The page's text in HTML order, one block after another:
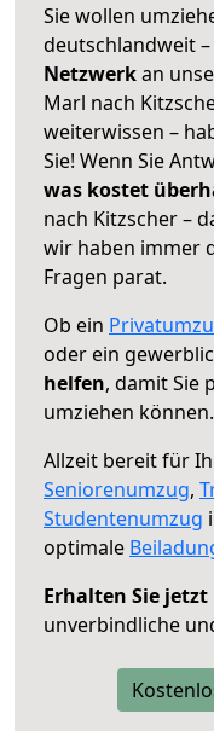
Sie wollen
deutschlandweit
Netzwerkan
Marl nach
weiterwissen –
Sie! Wenn Sie
was kostet
nach Kitzscher –
wir haben immer
Fragen parat.
Ob ein
oder ein
helfen, damit Sie
umziehen können.
Allzeit bereit für
Seniorenumzug,
Studentenumzug
optimale
Erhalten Sie jetzt
unverbindliche